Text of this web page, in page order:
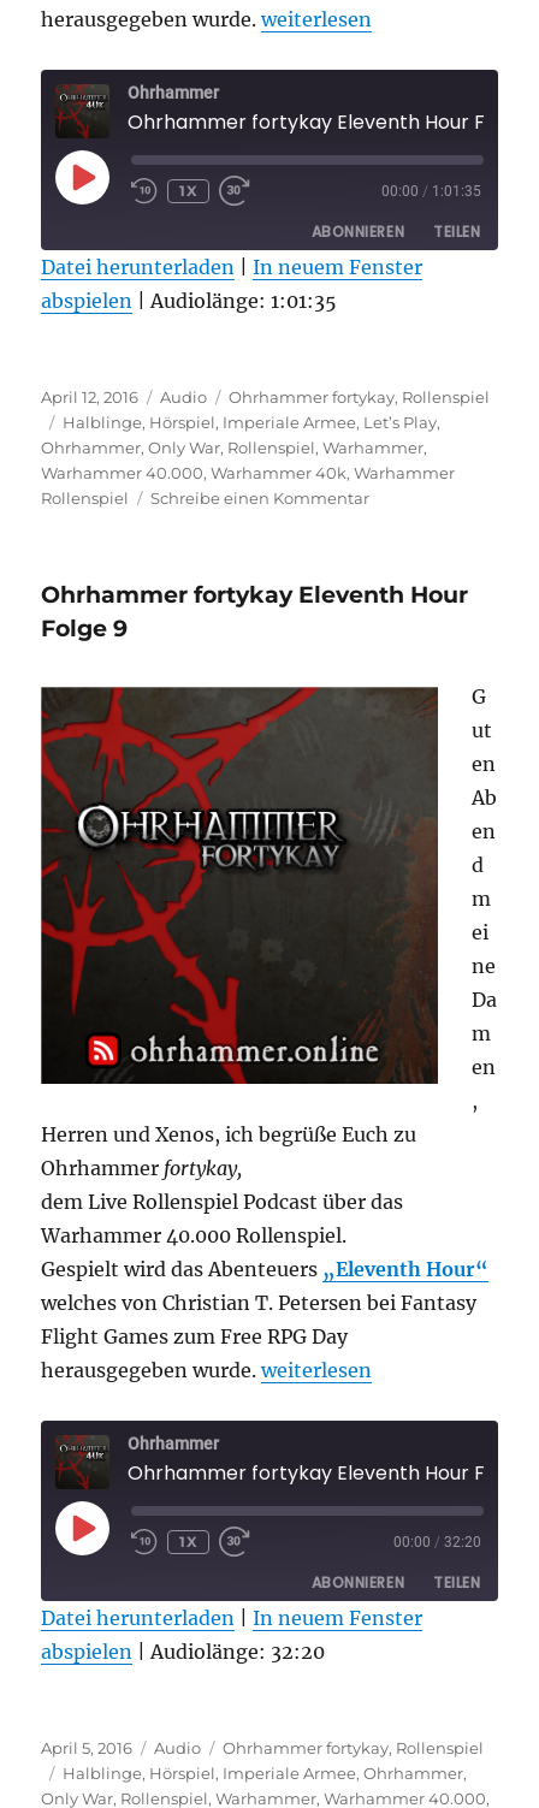
herausgegeben wurde.„Ohrhammer fortykay
weiterlesen
Ohrhammer
PLAY
EPISODE
1X 00:00 / 1:01:35
ABONNIEREN TEILEN
RSS FEED
TEILEN
EMBED
Datei herunterladen |In neuem Fenster
abspielen |Audiolänge: 1:01:35
Veröffentlicht
am
April 12, 2016 Format
Audio Kategorien
Ohrhammer fortykay, Rollenspiel
Schlagwörter
Halblinge, Hörspiel, Imperiale Armee, Let’s Play,
Ohrhammer,Only War, Rollenspiel,Warhammer,
Warhammer 40.000,Warhammer 40k,Warhammer
Rollenspiel
Schreibe einen Kommentarzu
Hour
Ohrhammer fortykay Eleventh Hour
Folge 9
G
ut
en
Ab
en
d
m
ei
ne
Da
m
en
,
Herren und Xenos, ich begrüße Euch zu
Ohrhammer fortykay,
dem Live Rollenspiel Podcast über das
Warhammer 40.000 Rollenspiel.
Gespielt wird das Abenteuers „Eleventh Hour“
welches von Christian T. Petersen bei Fantasy
Flight Games zum Free RPG Day
herausgegeben wurde.„Ohrhammer fortykay
weiterlesen
Ohrhammer
Ohrhammer fortykay Eleventh Hour Folge
PLAY
EPISODE
1X 00:00 / 32:20
ABONNIEREN TEILEN
RSS FEED
TEILEN
EMBED
Datei herunterladen |In neuem Fenster
abspielen |Audiolänge: 32:20
Veröffentlicht
am
April 5, 2016 Format
Audio Kategorien
Ohrhammer fortykay, Rollenspiel
Schlagwörter
Halblinge, Hörspiel, Imperiale Armee,Ohrhammer,
Only War, Rollenspiel,Warhammer,Warhammer 40.000,